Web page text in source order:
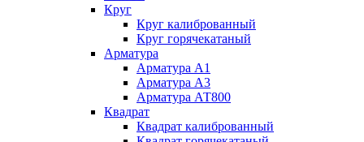
Круг
Круг калиброванный
Круг горячекатаный
Арматура
Арматура А1
Арматура А3
Арматура АТ800
Квадрат
Квадрат калиброванный